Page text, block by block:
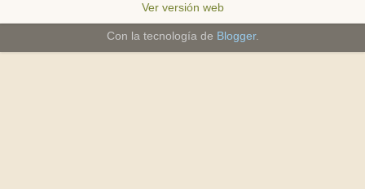
Ver versión web
Con la tecnología de Blogger.